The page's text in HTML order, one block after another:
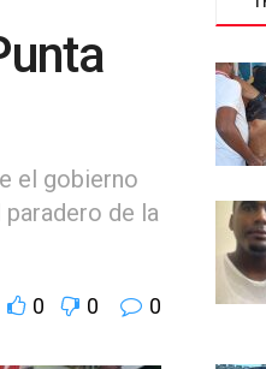
el gobierno
de la
0 0 0